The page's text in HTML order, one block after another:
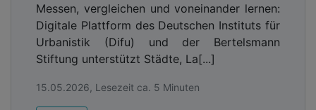
Messen, vergleichen und voneinander lernen:
Digitale Plattform des Deutschen Instituts für
Urbanistik (Difu) und der Bertelsmann
Stiftung unterstützt Städte, La[...]
15.05.2026, Lesezeit ca. 5 Minuten